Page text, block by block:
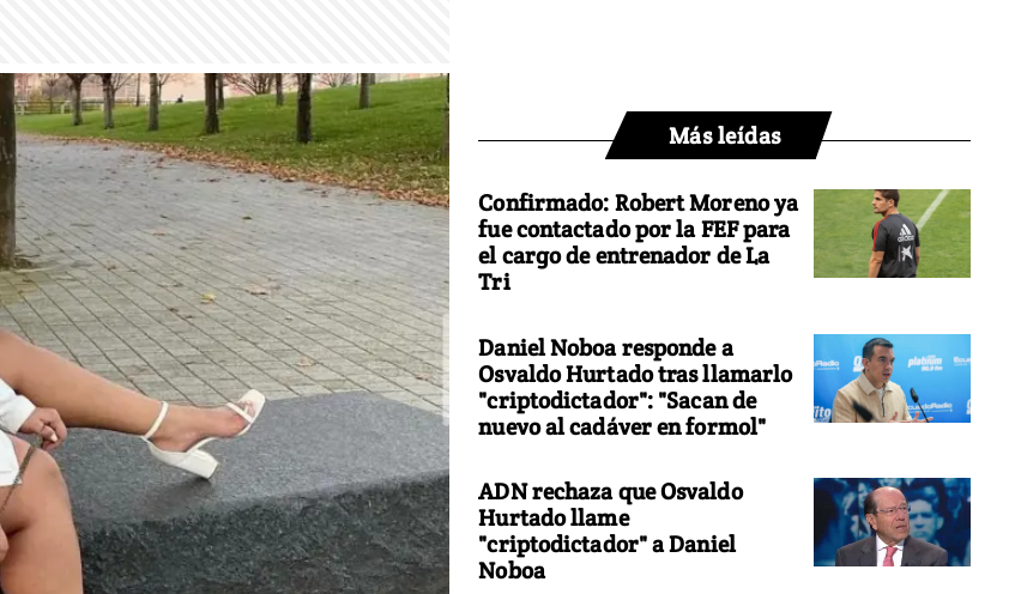
Más leídas
Confirmado: Robert Moreno ya
fue contactado por la FEF para
el cargo de entrenador de La
Tri
Daniel Noboa responde a
Osvaldo Hurtado tras llamarlo
"criptodictador": "Sacan de
nuevo al cadáver en formol"
ADN rechaza que Osvaldo
Hurtado llame
"criptodictador" a Daniel
Noboa